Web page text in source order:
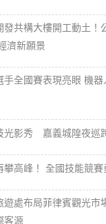
發共構大樓開工動土！
濟新願景
手全國賽表現亮眼 機
光影秀 嘉義城隍夜巡
攀高峰！ 全國技能競
遊處布局菲律賓觀光市
客源